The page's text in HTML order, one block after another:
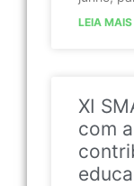
LEIA
XI
com